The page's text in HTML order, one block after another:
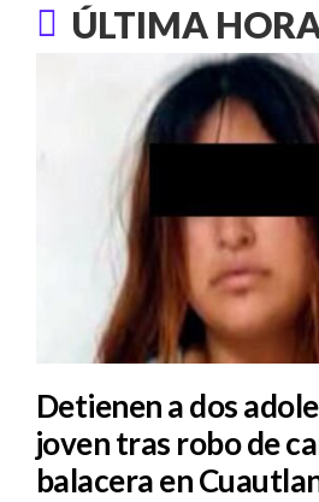
ÚLTIMA
Detienen a dos
joven tras robo de
balacera en